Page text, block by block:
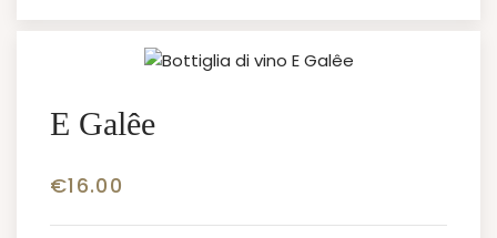
E Galêe
€16.00